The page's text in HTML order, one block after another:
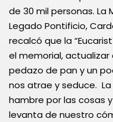
de 30 mil personas. La
Legado Pontificio,
recalcó que la
el memorial, actualizar
pedazo de pan y un
nos atrae y seduce.
hambre por las cosas
levanta de nuestro